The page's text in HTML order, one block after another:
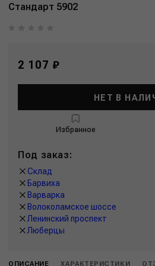
Стандарт 5902
2 107 ₽
НЕТ В
Избранное
Под заказ:
Склад
Барвиха
Варварка
Волоколамское шоссе
Ленинский проспект
Люберцы
ОПИСАНИЕ ХАРАКТЕРИСТИКИ